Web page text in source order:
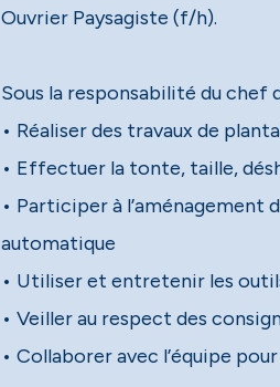
Ouvrier Paysagiste (f/h).
Sous la responsabilité du chef
• Réaliser des travaux de
• Effectuer la tonte, taille,
• Participer à l’aménagement
automatique
• Utiliser et entretenir les
• Veiller au respect des
• Collaborer avec l’équipe